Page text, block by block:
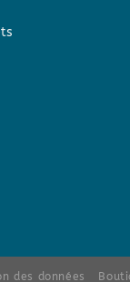
des données